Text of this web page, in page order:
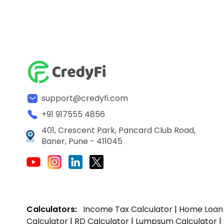
support@credyfi.com
+91 917555 4856
401, Crescent Park, Pancard Club Road,
Baner, Pune - 411045
Calculators: Income Tax Calculator | Home
Calculator | RD Calculator | Lumpsum Calculator |